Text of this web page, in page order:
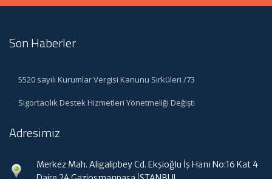
Son Haberler
5520 sayılı Kurumlar Vergisi Kanunu Sirküleri /73
Sigortacılık Destek Hizmetleri Yönetmeliği Değişti
Adresimiz
Merkez Mah. Aligalipbey Cd. Ekşioğlu İş Hanı No:16 Kat 4